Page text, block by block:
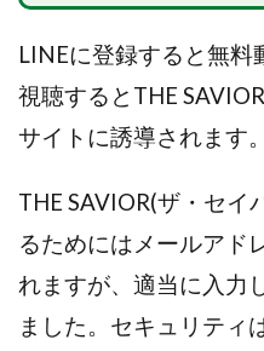
LINEに登録すると無料
視聴するとTHE
サイトに誘導されます。
THE SAVIOR(ザ・セイ
るためにはメールアド
れますが、適当に入力
ました。セキュリティ